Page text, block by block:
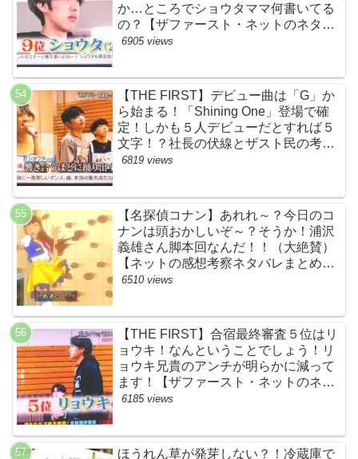
か…ところでショウタママ何書いてる
の？【ザファースト・ネットのネタバ
レ感想考察まとめ・スッキリ・
6905 views
【THE FIRST】デビュー曲は「G」か
ら始まる！「Shining One」登場で確
定！しかも５人デビューだとすれば５
文字！？社長の伏線とザスト民の考察
すげーよ…鳥肌立ったわ…【シャイニ
BMSG・BE:FIRST・ビーファース
ト】
6819 views
【名探偵コナン】あれれ～？今日のコ
ナンは頭おかしいぞ～？そうか！浦沢
義雄さん脚本回なんだ！！（大絶賛）
【ネットの感想考察ネタバレまとめ・
笑顔を消したアイドル】
6510 views
【THE FIRST】合宿最終審査５位はリ
ョウキ！なんということでしょう！リ
ョウキ兄貴のアンチが明らかに減って
ます！【ザファースト・ネットのネタ
バレ考察まとめ感想・スッキリ・
6185 views
ほうれん草が発芽しない？！冷蔵庫で